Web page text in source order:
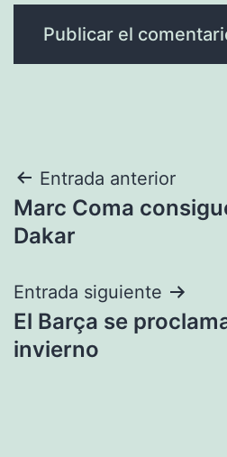
Navegación
de
Entrada anterior
Marc Coma
Dakar
Entrada siguiente
El Barça se
invierno